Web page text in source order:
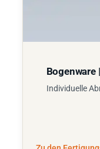
Bogenware
Individuelle